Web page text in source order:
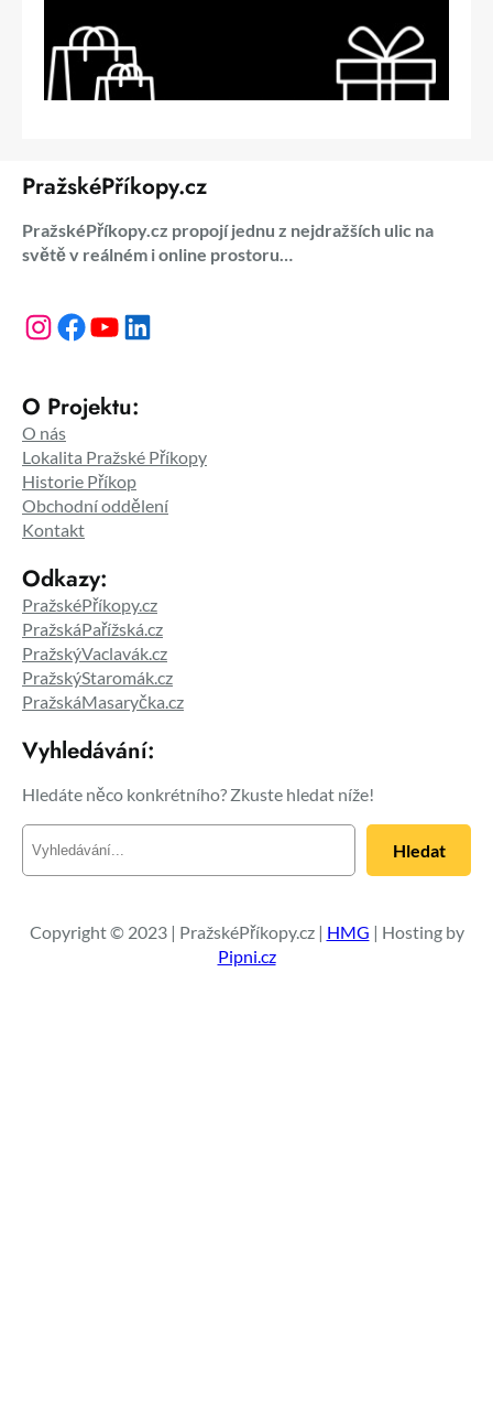
PražskéPříkopy.cz
PražskéPříkopy.cz propojí jednu z nejdražších ulic na
světě v reálném i online prostoru…
Instagram Facebook YouTube LinkedIn
O Projektu:
O nás
Lokalita Pražské Příkopy
Historie Příkop
Obchodní oddělení
Kontakt
Odkazy:
PražskéPříkopy.cz
PražskáPařížská.cz
PražskýVaclavák.cz
PražskýStaromák.cz
PražskáMasaryčka.cz
Vyhledávání:
Hledáte něco konkrétního? Zkuste hledat níže!
e
a
t
Hledat
Copyright © 2023 | PražskéPříkopy.cz | HMG | Hosting by
Pipni.cz